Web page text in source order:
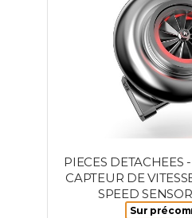
PIECES DETACHEES
CAPTEUR DE
SPEED
Sur